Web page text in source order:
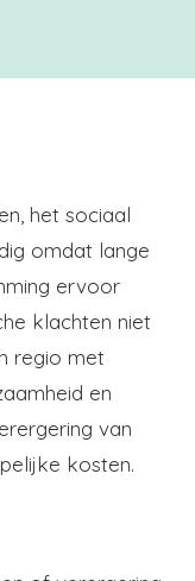
het sociaal
omdat lange
ervoor
klachten niet
regio met
en
van
kosten.